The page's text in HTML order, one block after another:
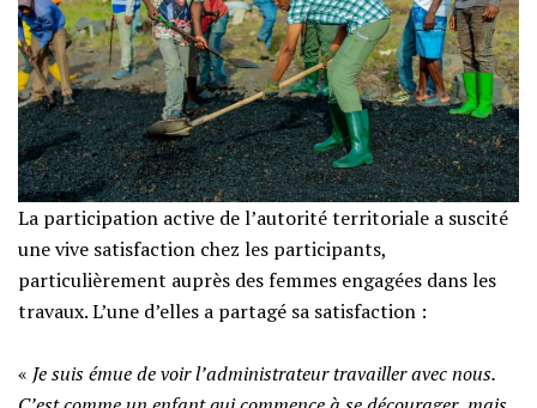
La participation active de l’autorité territoriale a suscité
une vive satisfaction chez les participants,
particulièrement auprès des femmes engagées dans les
travaux. L’une d’elles a partagé sa satisfaction :
‎« Je suis émue de voir l’administrateur travailler avec nous.